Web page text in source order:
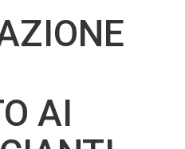
AI